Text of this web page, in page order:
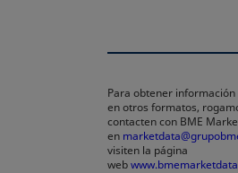
Para obtener
en otros formatos,
contacten con BME
en
visiten la página
web